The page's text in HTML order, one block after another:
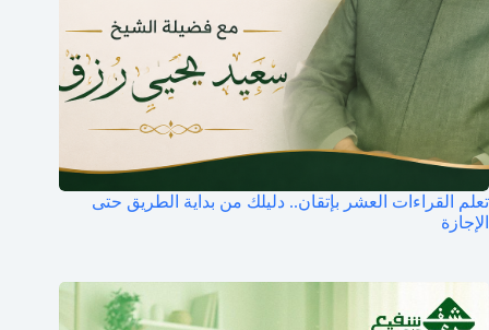
تعلم القراءات العشر بإتقان.. دليلك من بداية الطريق حتى
الإجازة